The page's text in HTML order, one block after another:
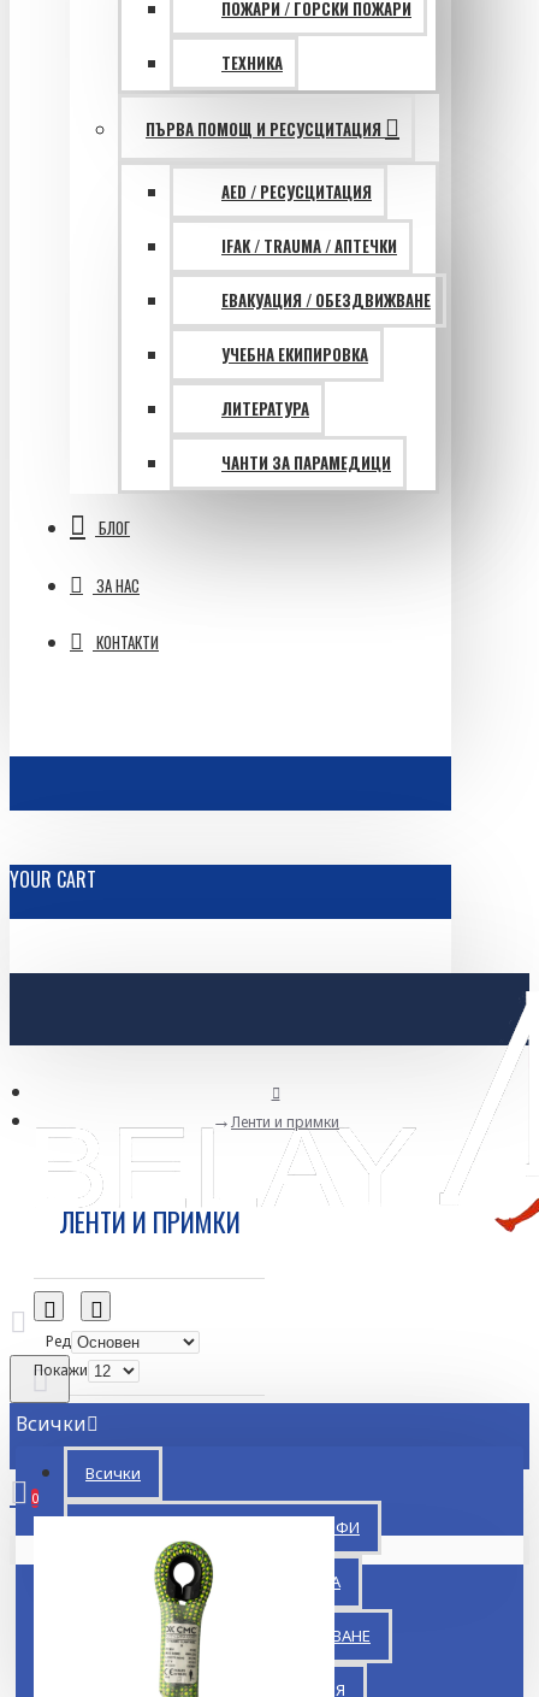
ПОЖАРИ / ГОРСКИ ПОЖАРИ
ТЕХНИКА
ПЪРВА ПОМОЩ И РЕСУСЦИТАЦИЯ
AED / РЕСУСЦИТАЦИЯ
IFAK / TRAUMA / АПТЕЧКИ
ЕВАКУАЦИЯ / ОБЕЗДВИЖВАНЕ
УЧЕБНА ЕКИПИРОВКА
ЛИТЕРАТУРА
ЧАНТИ ЗА ПАРАМЕДИЦИ
БЛОГ
ЗА НАС
КОНТАКТИ
YOUR CART
Всички
Всички
БЕДСТВИЯ / АВАРИИ / КАТАСТРОФИ
ВЕИ / РЕШЕНИЯ ЗА ИНДУСТРИЯТА
ПЛАНИНСКО И ПЕЩЕРНО СПАСЯВАНЕ
ПЪРВА ПОМОЩ И РЕСУСЦИТАЦИЯ
0
Кошницата ви е празна!
Ленти и примки
ЛЕНТИ И ПРИМКИ
Ред
Покажи